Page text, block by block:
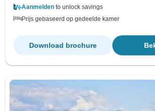
Aanmelden to unlock savings
Prijs gebaseerd op gedeelde kamer
Download brochure